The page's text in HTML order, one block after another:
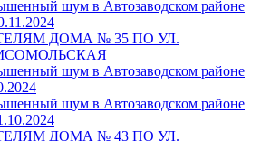
шум в Автозаводском районе
ДОМА № 35 ПО УЛ.
шум в Автозаводском районе
шум в Автозаводском районе
ДОМА № 43 ПО УЛ.